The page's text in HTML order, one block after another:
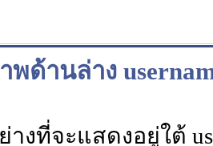
ด้านล่าง
างที่จะแสดงอยู่ใต้